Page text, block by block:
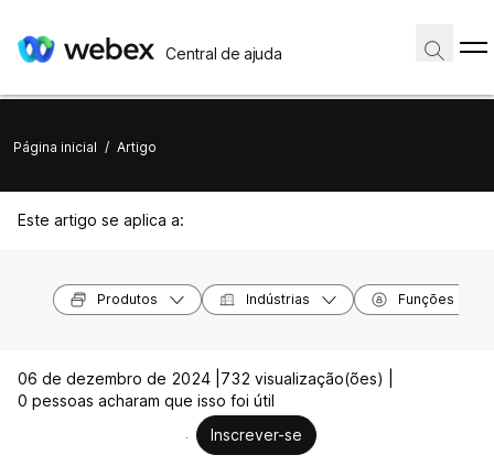
Central de ajuda
Página inicial / Artigo
Este artigo se aplica a:
Produtos Indústrias Funções
06 de dezembro de 2024 | 732 visualização(ões) |
0 pessoas acharam que isso foi útil
Inscrever-se